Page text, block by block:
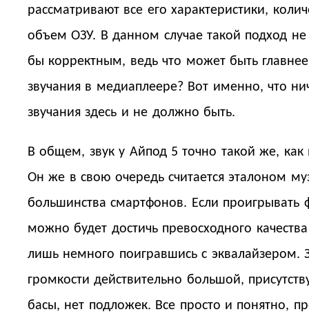
рассматривают все его характеристики,
объем ОЗУ. В данном случае такой подход
бы корректным, ведь что может быть главнее
звучания в медиаплеере? Вот именно, что
звучания здесь и не должно быть.
В общем, звук у Айпод 5 точно такой же, как
Он же в свою очередь считается эталоном
большинства смартфонов. Если проигрывать
можно будет достичь превосходного
лишь немного поигравшись с эквалайзером.
громкости действительно большой,
басы, нет подложек. Все просто и понятно,